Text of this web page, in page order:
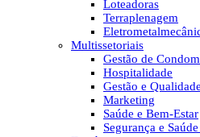
Loteadoras
Terraplenagem
Multissetoriais
Gestão de
Hospitalidade
Gestão e Qualidade
Marketing
Saúde e Bem-Estar
Segurança e